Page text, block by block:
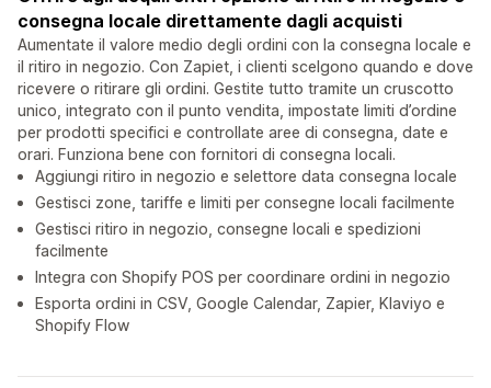
consegna locale direttamente dagli acquisti
Aumentate il valore medio degli ordini con la consegna locale e
il ritiro in negozio. Con Zapiet, i clienti scelgono quando e dove
ricevere o ritirare gli ordini. Gestite tutto tramite un cruscotto
unico, integrato con il punto vendita, impostate limiti d’ordine
per prodotti specifici e controllate aree di consegna, date e
orari. Funziona bene con fornitori di consegna locali.
Aggiungi ritiro in negozio e selettore data consegna locale
Gestisci zone, tariffe e limiti per consegne locali facilmente
Gestisci ritiro in negozio, consegne locali e spedizioni
facilmente
Integra con Shopify POS per coordinare ordini in negozio
Esporta ordini in CSV, Google Calendar, Zapier, Klaviyo e
Shopify Flow